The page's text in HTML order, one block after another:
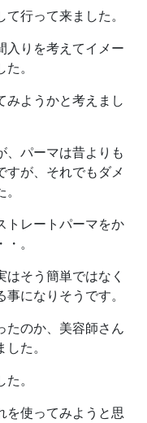
行って来ました。
入りを考えてイメー
。
みようかと考えまし
、パーマは昔よりも
すが、それでもダメ
トレートパーマをか
。
そう簡単ではなく
になりそうです。
たのか、美容師さん
た。
。
を使ってみようと思